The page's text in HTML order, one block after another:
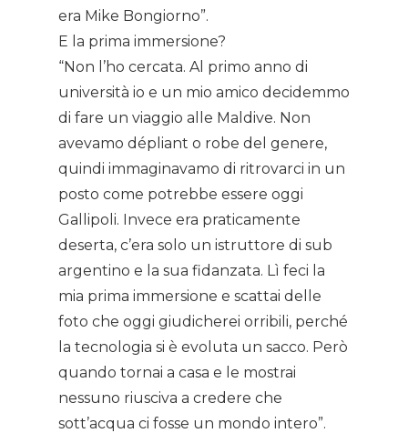
era Mike Bongiorno”.
E la prima immersione?
“Non l’ho cercata. Al primo anno di
università io e un mio amico decidemmo
di fare un viaggio alle Maldive. Non
avevamo dépliant o robe del genere,
quindi immaginavamo di ritrovarci in un
posto come potrebbe essere oggi
Gallipoli. Invece era praticamente
deserta, c’era solo un istruttore di sub
argentino e la sua fidanzata. Lì feci la
mia prima immersione e scattai delle
foto che oggi giudicherei orribili, perché
la tecnologia si è evoluta un sacco. Però
quando tornai a casa e le mostrai
nessuno riusciva a credere che
sott’acqua ci fosse un mondo intero”.